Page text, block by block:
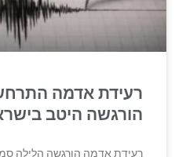
רעידת אדמה
הורגשה היטב